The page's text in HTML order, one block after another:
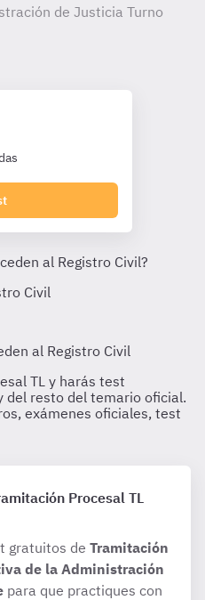
de Justicia Turno
Procesal TL
gratuitos de Tramitación
de la Administración
para que practiques con